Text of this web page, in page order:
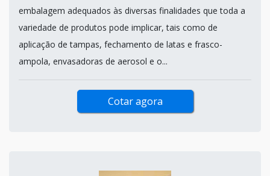
embalagem adequados às diversas finalidades que toda a
variedade de produtos pode implicar, tais como de
aplicação de tampas, fechamento de latas e frasco-
ampola, envasadoras de aerosol e o...
Cotar agora